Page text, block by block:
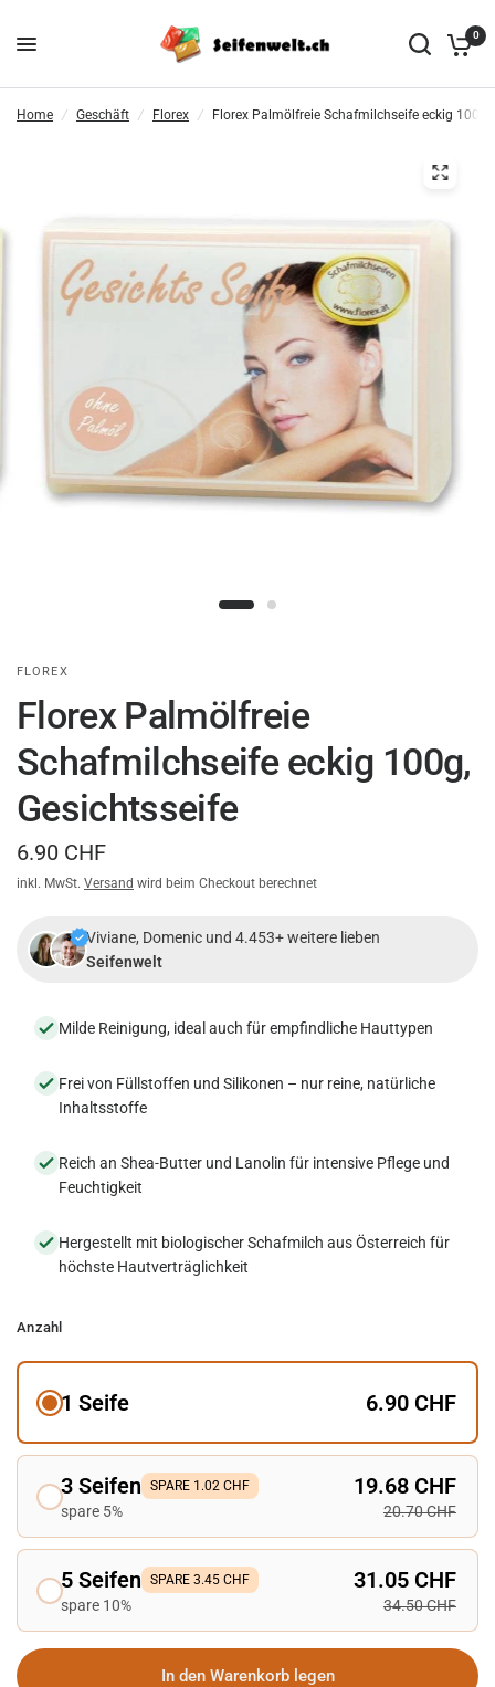
0
Home / Geschäft / Florex / Florex Palmölfreie Schafmilchseife eckig 100g,
FLOREX
Florex Palmölfreie
Schafmilchseife eckig 100g,
Gesichtsseife
6.90 CHF
inkl. MwSt. Versand wird beim Checkout berechnet
Viviane, Domenic und 4.453+ weitere lieben
Seifenwelt
Milde Reinigung, ideal auch für empfindliche Hauttypen
Frei von Füllstoffen und Silikonen – nur reine, natürliche
Inhaltsstoffe
Reich an Shea-Butter und Lanolin für intensive Pflege und
Feuchtigkeit
Hergestellt mit biologischer Schafmilch aus Österreich für
höchste Hautverträglichkeit
Anzahl
1 Seife 6.90 CHF
3 Seifen SPARE 1.02 CHF
spare 5%
19.68 CHF
20.70 CHF
5 Seifen SPARE 3.45 CHF
spare 10%
31.05 CHF
34.50 CHF
In den Warenkorb legen